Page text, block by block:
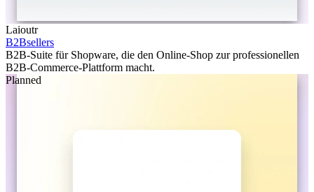
Laioutr
B2Bsellers
B2B-Suite für Shopware, die den Online-Shop zur professionellen
B2B-Commerce-Plattform macht.
Planned